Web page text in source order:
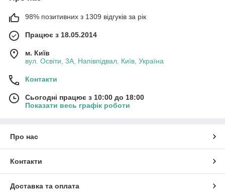
98% позитивних з 1309 відгуків за рік
Працює з 18.05.2014
м. Київ
вул. Освіти, 3А, Напівпідвал, Київ, Україна
Контакти
Сьогодні працює з 10:00 до 18:00
Показати весь графік роботи
Про нас
Контакти
Доставка та оплата